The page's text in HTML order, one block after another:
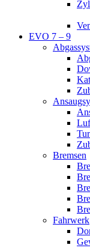
EVO 7 – 9
Bremsen
Fahrwerk